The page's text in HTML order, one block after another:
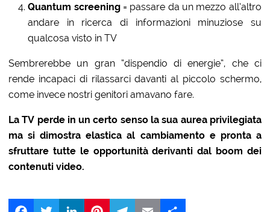
Quantum screening= passare da un mezzo all’altro
andare in ricerca di informazioni minuziose su
qualcosa visto in TV
Sembrerebbe un gran “dispendio di energie”, che ci
rende incapaci di rilassarci davanti al piccolo schermo,
come invece nostri genitori amavano fare.
La TV perde in un certo senso la sua aurea privilegiata
ma si dimostra elastica al cambiamento e pronta a
sfruttare tutte le opportunità derivanti dal boom dei
contenuti video.
FacebookTwitter LinkedIn